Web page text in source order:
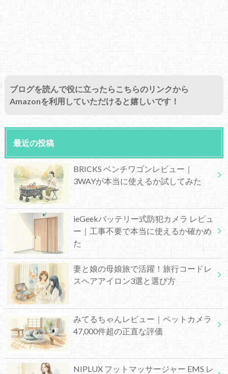
ブログを読んで役に立ったらこちらのリンクから
Amazonを利用していただけると嬉しいです！
最近の投稿
BRICKS ベンチワゴンレビュー｜
3WAYが本当に使えるか試してみた
ieGeekバッテリー式防犯カメラ レビュ
ー｜工事不要で本当に使えるか確かめ
た
妻と娘の母娘旅で活躍！旅行コードレ
スヘアアイロン3選と選び方
みてるちゃんレビュー｜ペットカメラ
47,000件超の正直な評価
NIPLUX フットマッサージャー EMS レ